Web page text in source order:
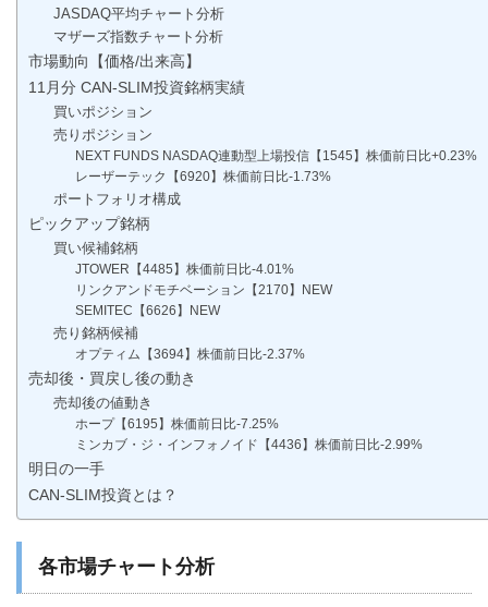
JASDAQ平均チャート分析
マザーズ指数チャート分析
市場動向【価格/出来高】
11月分 CAN-SLIM投資銘柄実績
買いポジション
売りポジション
NEXT FUNDS NASDAQ連動型上場投信【1545】株価前日比+0.23%
レーザーテック【6920】株価前日比-1.73%
ポートフォリオ構成
ピックアップ銘柄
買い候補銘柄
JTOWER【4485】株価前日比-4.01%
リンクアンドモチベーション【2170】NEW
SEMITEC【6626】NEW
売り銘柄候補
オプティム【3694】株価前日比-2.37%
売却後・買戻し後の動き
売却後の値動き
ホープ【6195】株価前日比-7.25%
ミンカブ・ジ・インフォノイド【4436】株価前日比-2.99%
明日の一手
CAN-SLIM投資とは？
各市場チャート分析